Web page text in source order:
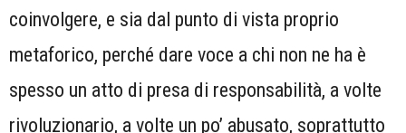
coinvolgere, e sia dal punto di vista proprio
metaforico, perché dare voce a chi non ne ha è
spesso un atto di presa di responsabilità, a volte
rivoluzionario, a volte un po’ abusato, soprattutto